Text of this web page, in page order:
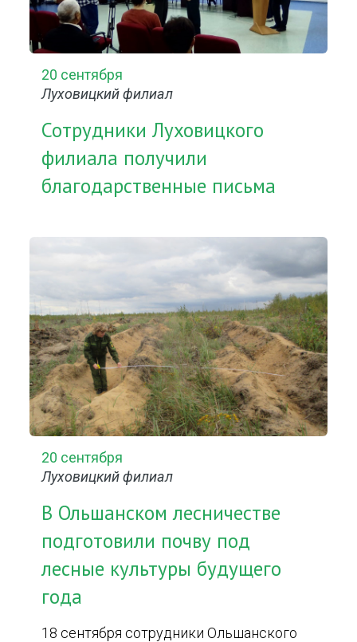
20 сентября
Луховицкий филиал
Сотрудники Луховицкого
филиала получили
благодарственные письма
20 сентября
Луховицкий филиал
В Ольшанском лесничестве
подготовили почву под
лесные культуры будущего
года
18 сентября сотрудники Ольшанского